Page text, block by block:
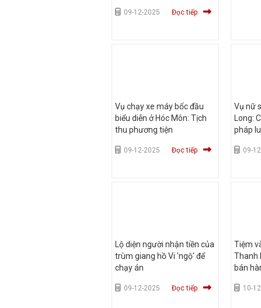
09-12-2025 Đọc tiếp
Vụ chạy xe máy bốc đầu
biểu diễn ở Hóc Môn: Tịch
thu phương tiện
09-12-2025 Đọc tiếp
Vụ nữ
Long:
pháp
09-
Lộ diện người nhận tiền của
trùm giang hồ Vi 'ngộ' để
chạy án
09-12-2025 Đọc tiếp
Tiệm
Thanh
bán
10-